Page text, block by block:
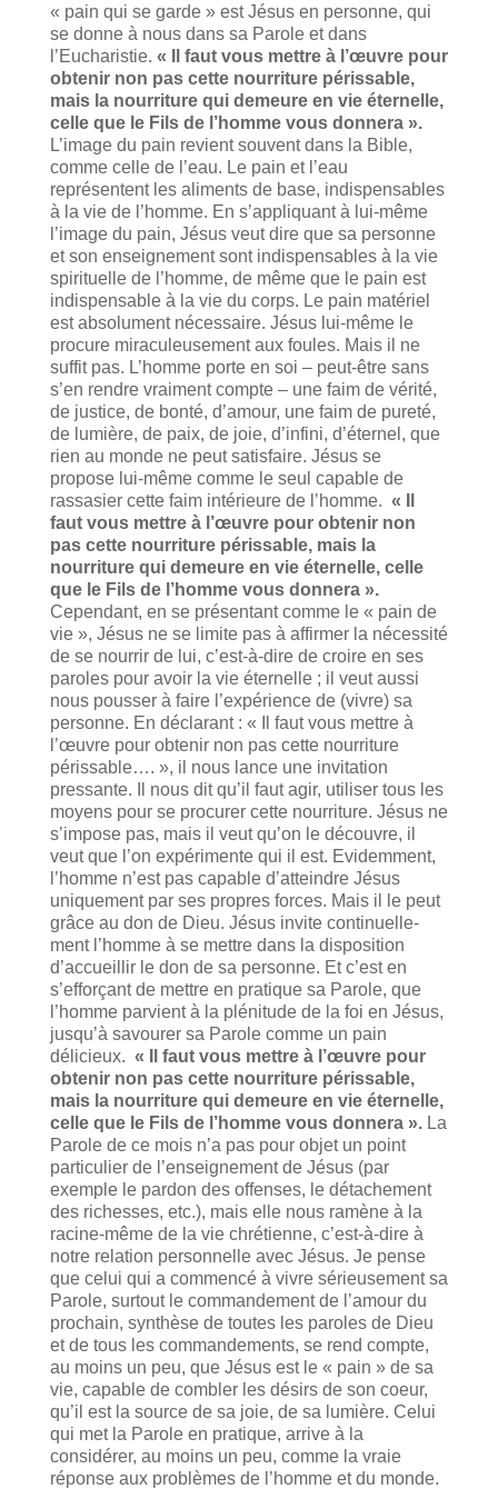
« pain qui se garde » est Jésus en personne, qui
se donne à nous dans sa Parole et dans
l’Eucharistie. « Il faut vous mettre à l’œuvre pour
obtenir non pas cette nourriture périssable,
mais la nourriture qui demeure en vie éternelle,
celle que le Fils de l’homme vous donnera ».
L’image du pain revient souvent dans la Bible,
comme celle de l’eau. Le pain et l’eau
représentent les aliments de base, indispensables
à la vie de l’homme. En s’appli­quant à lui-même
l’image du pain, Jésus veut dire que sa personne
et son enseignement sont indispensables à la vie
spirituelle de l’homme, de même que le pain est
indis­pensable à la vie du corps. Le pain matériel
est absolument nécessaire. Jésus lui-même le
procure miraculeusement aux foules. Mais il ne
suffit pas. L’homme porte en soi – peut-être sans
s’en rendre vraiment compte – une faim de vérité,
de justice, de bonté, d’amour, une faim de pureté,
de lumière, de paix, de joie, d’infini, d’éternel, que
rien au monde ne peut satisfaire. Jésus se
propose lui-même comme le seul capable de
rassasier cette faim intérieure de l’homme. « Il
faut vous mettre à l’œuvre pour obtenir non
pas cette nourriture périssable, mais la
nourriture qui demeure en vie éternelle, celle
que le Fils de l’homme vous donnera ».
Cependant, en se présentant comme le « pain de
vie », Jésus ne se limite pas à affirmer la nécessité
de se nourrir de lui, c’est-à-dire de croire en ses
paroles pour avoir la vie éternelle ; il veut aussi
nous pousser à faire l’expérience de (vivre) sa
personne. En déclarant : « Il faut vous mettre à
l’œuvre pour obtenir non pas cette nourriture
périssable…. », il nous lance une invitation
pressante. Il nous dit qu’il faut agir, utiliser tous les
moyens pour se procurer cette nourriture. Jésus ne
s’impose pas, mais il veut qu’on le découvre, il
veut que l’on expérimente qui il est. Evidemment,
l’homme n’est pas capable d’atteindre Jésus
uniquement par ses propres forces. Mais il le peut
grâce au don de Dieu. Jésus invite continuelle­
ment l’homme à se mettre dans la disposition
d’accueillir le don de sa personne. Et c’est en
s’efforçant de mettre en pratique sa Parole, que
l’homme parvient à la plénitude de la foi en Jésus,
jusqu’à savourer sa Parole comme un pain
délicieux. « Il faut vous mettre à l’œuvre pour
obtenir non pas cette nourriture périssable,
mais la nourriture qui demeure en vie éternelle,
celle que le Fils de l’homme vous donnera ».La
Parole de ce mois n’a pas pour objet un point
particulier de l’enseignement de Jésus (par
exemple le pardon des offenses, le détachement
des richesses, etc.), mais elle nous ramène à la
racine-même de la vie chrétienne, c’est-à-dire à
notre relation personnelle avec Jésus. Je pense
que celui qui a commencé à vivre sérieusement sa
Parole, surtout le commandement de l’amour du
prochain, synthèse de toutes les paroles de Dieu
et de tous les commandements, se rend compte,
au moins un peu, que Jésus est le « pain » de sa
vie, capable de combler les désirs de son coeur,
qu’il est la source de sa joie, de sa lumière. Celui
qui met la Parole en pratique, arrive à la
considérer, au moins un peu, comme la vraie
réponse aux problèmes de l’homme et du monde.